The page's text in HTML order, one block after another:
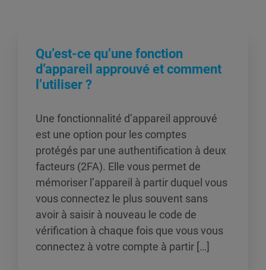
Qu’est-ce qu’une fonction
d’appareil approuvé et comment
l’utiliser ?
Une fonctionnalité d’appareil approuvé
est une option pour les comptes
protégés par une authentification à deux
facteurs (2FA). Elle vous permet de
mémoriser l’appareil à partir duquel vous
vous connectez le plus souvent sans
avoir à saisir à nouveau le code de
vérification à chaque fois que vous vous
connectez à votre compte à partir […]